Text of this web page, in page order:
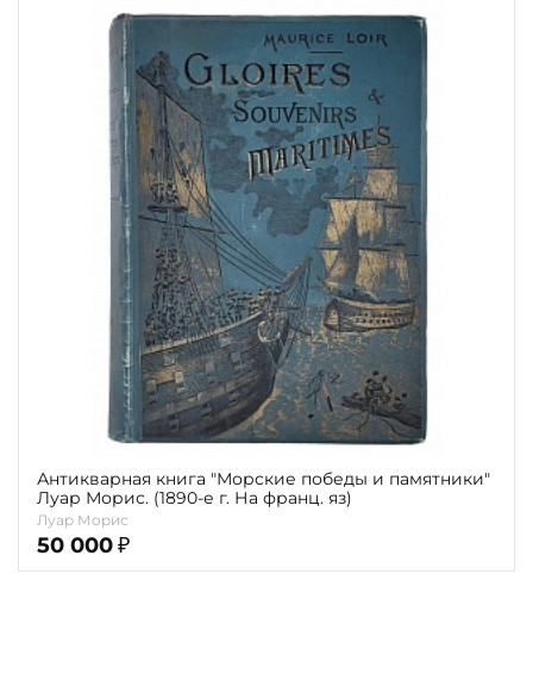
Пол и возраст
Антикварная книга "Морские победы и памятники"
Луар Морис. (1890-е г. На франц. яз)
Луар Морис
50 000 ₽